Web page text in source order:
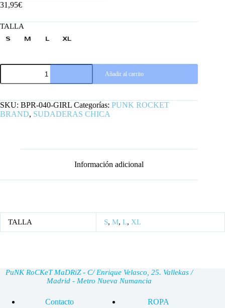
31,95€
TALLA
SUDADERA
LOVER
cantidad
Añadir al carrito
SKU: BPR-040-GIRL Categorías: PUNK ROCKET
BRAND, SUDADERAS CHICA
Información adicional
TALLA S, M, L, XL
PuNK RoCKeT MaDRiZ - C/ Enrique Velasco, 25. Vallekas /
Madrid - Metro Nueva Numancia
Contacto
ROPA